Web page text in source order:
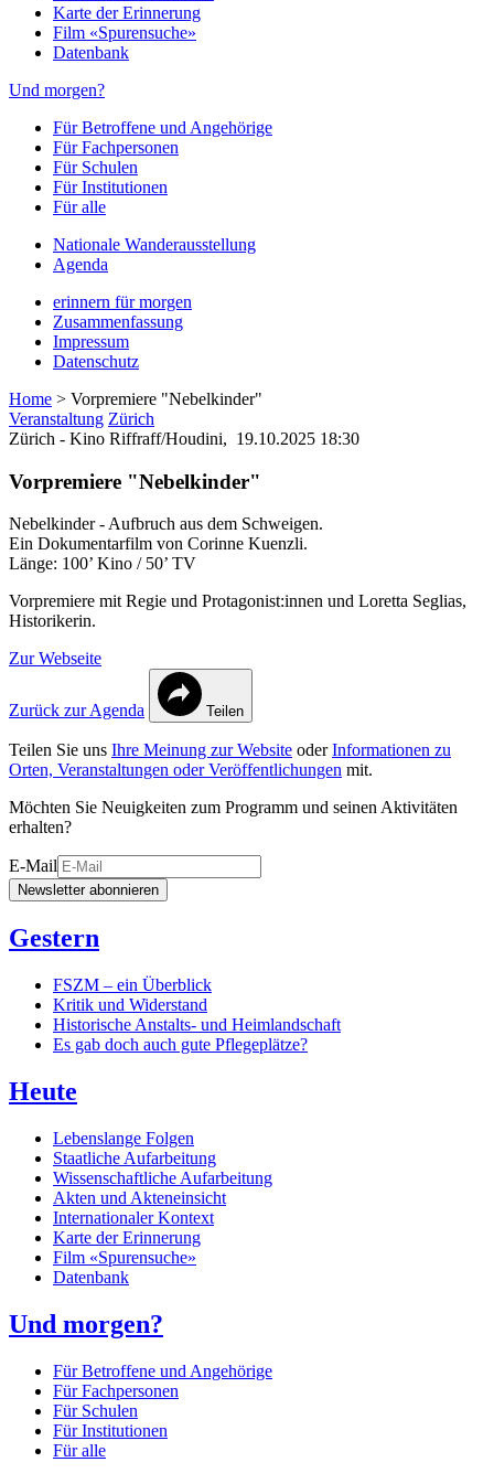
Karte der Erinnerung
Film «Spurensuche»
Datenbank
Und morgen?
Für Betroffene und Angehörige
Für Fachpersonen
Für Schulen
Für Institutionen
Für alle
Nationale Wanderausstellung
Agenda
erinnern für morgen
Zusammenfassung
Impressum
Datenschutz
Home > Vorpremiere "Nebelkinder"
Veranstaltung Zürich
Zürich - Kino Riffraff/Houdini, 19.10.2025 18:30
Vorpremiere "Nebelkinder"
Nebelkinder - Aufbruch aus dem Schweigen.
Ein Dokumentarfilm von Corinne Kuenzli.
Länge: 100’ Kino / 50’ TV
Vorpremiere mit Regie und Protagonist:innen und Loretta Seglias,
Historikerin.
Zur Webseite
Zurück zur Agenda Teilen
Teilen Sie uns Ihre Meinung zur Website oderInformationen zu
Orten, Veranstaltungen oder Veröffentlichungen mit.
Möchten Sie Neuigkeiten zum Programm und seinen Aktivitäten
erhalten?
E-Mail
Newsletter abonnieren
Gestern
FSZM – ein Überblick
Kritik und Widerstand
Historische Anstalts- und Heimlandschaft
Es gab doch auch gute Pflegeplätze?
Heute
Lebenslange Folgen
Staatliche Aufarbeitung
Wissenschaftliche Aufarbeitung
Akten und Akteneinsicht
Internationaler Kontext
Karte der Erinnerung
Film «Spurensuche»
Datenbank
Und morgen?
Für Betroffene und Angehörige
Für Fachpersonen
Für Schulen
Für Institutionen
Für alle